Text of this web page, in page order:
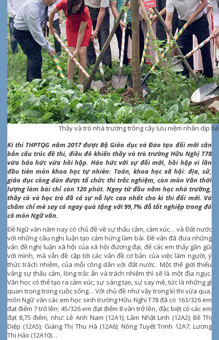
Thầy và trò nhà trường trồng cây lưu niệm nhân dịp
Kì thi THPTQG năm 2017 được Bộ Giáo dục và Đào tạo đổi mới căn
bản cấu trúc đề thi, điều đó khiến thầy và trò trường Hữu Nghị T78
vừa háo hức vừa hồi hộp. Háo hức với sự đổi mới, hồi hộp vì lần
đầu tiên môn khoa học tự nhiên: Toán, khoa học xã hội: địa, sử,
giáo dục công dân được tổ chức thi trắc nghiệm, còn môn Văn thời
lượng làm bài chỉ còn 120 phút. Ngay từ đầu năm học nhà trường,
thầy cô và học trò đã có sự nỗ lực cao nhất cho kì thi đổi mới. Và
chăm chỉ mê say có ngay quà tặng với 99,7% đỗ tốt nghiệp trong đó
có môn Ngữ văn.
Đề Ngữ văn năm nay có chủ đề về sự thấu cảm, cảm xúc… và Đất nước
với những câu nghị luận tạo cảm hứng làm bài. Đề văn đã đưa những
vấn đề nghị luận xã hội của xã hội đương đại, để các em thấy gần gũi
với mình, mà vẫn đề cập tới các vấn đề cơ bản của việc làm người, ý
thức trách nhiệm, của mỗi công dân với đất nước. Một thế giới thiếu
vắng sự thấu cảm, lòng trắc ẩn và trách nhiệm thì sẽ là một địa ngục.
Văn học có thể tạo ra cảm xúc, sự sáng tạo, sự say mê, tức là những gì
quan trọng trong cuộc sống… Với chủ đề như vậy trong kì thi vừa qua,
môn Ngữ văn các em học sinh trường Hữu Nghị T78 đã có 163/326 em
đạt điểm 7 trở lên; 45/326 em đạt điểm 8 văn trở lên, đặc biệt có các em
đạt 8,75 điểm, như: Lê Anh Nam (12A1); Lâm Nhật Linh (12A2); Bế Thị
Diệp (12A5); Giàng Thị Thu Hà (12A6); Nông Tuyết Trinh 12A7; Lương
Thị Hảo (12A10)…